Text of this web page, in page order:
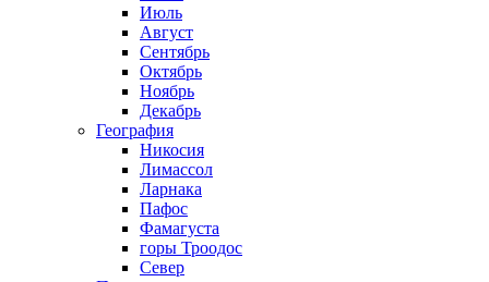
Июль
Август
Сентябрь
Октябрь
Ноябрь
Декабрь
География
Никосия
Лимассол
Ларнака
Пафос
Фамагуста
горы Троодос
Север